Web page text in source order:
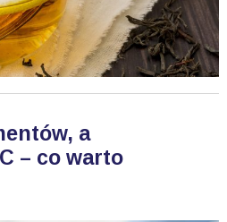
a
– co warto